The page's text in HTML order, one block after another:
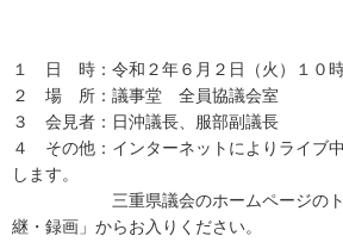
１ 日 時：令和２年６月２日（火）１０
２ 場 所：議事堂 全員協議会室
３ 会見者：日沖議長、服部副議長
４ その他：インターネットによりライブ
します。
三重県議会のホームページのトッ
継・録画」からお入りください。